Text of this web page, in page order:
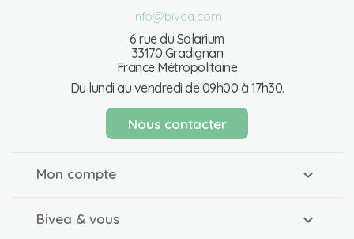
info@bivea.com
6 rue du Solarium
33170 Gradignan
France Métropolitaine
Du lundi au vendredi de 09h00 à 17h30.
Nous contacter
Mon compte
Bivea & vous